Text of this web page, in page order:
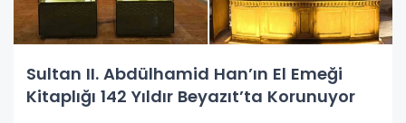
Sultan II. Abdülhamid Han’ın El Emeği
Kitaplığı 142 Yıldır Beyazıt’ta Korunuyor